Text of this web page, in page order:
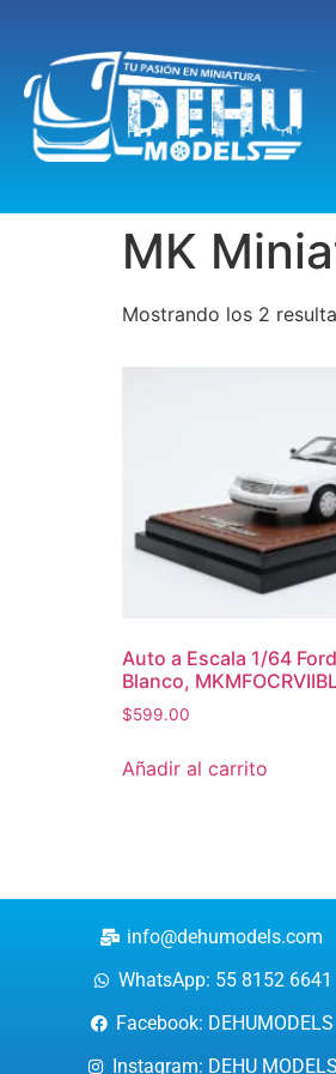
MK
Mostrando los 2
Auto a Escala 1/64
Blanco,
$599.00
Añadir al carrito
info@dehumodels.com
WhatsApp: 55 8152 6641
Facebook: DEHUMODELS
Instagram: DEHU MODELS